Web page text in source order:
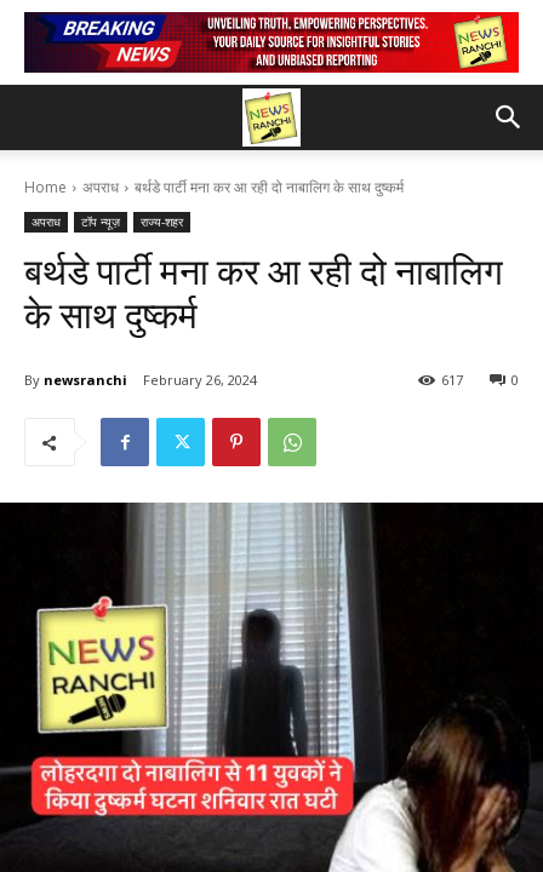
Home अपराध बर्थडे पार्टी मना कर आ रही दो नाबालिग के साथ दुष्कर्म
अपराध टॉप न्यूज़ राज्य-शहर
बर्थडे पार्टी मना कर आ रही दो नाबालिग
के साथ दुष्कर्म
By newsranchi February 26, 2024 0
617